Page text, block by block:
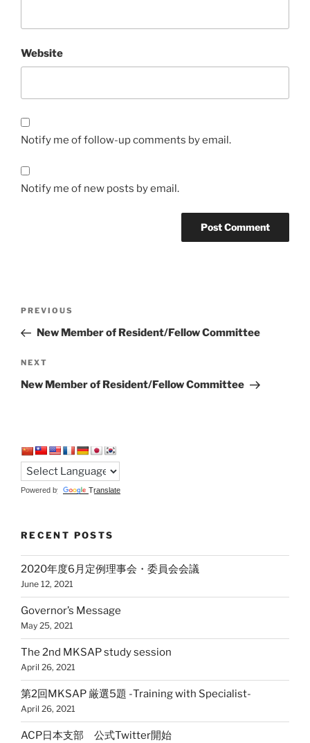
い、「ジェネラリストの
のテーマで共に学ぶ機会
を提供しました。募集開
日本支部の若手医師間に
おける知名度向上、充実
ャパシティのある団体と
してのプレセンスのアピ
ールを行いました。ま
におけるプレセンス向上
にも寄与していくことを
も皆様のご支援の程をよ
す。
Website
Notify me of follow-up comments by email.
Notify me of new posts by email.
Previous
Post
PREVIOUS
New Member of Resident/Fellow Committee
Next
Post
NEXT
New Member of Resident/Fellow Committee
Powered by Translate
RECENT POSTS
2020年度6月定例理事会・委員会会議
June 12, 2021
Governor’s Message
May 25, 2021
The 2nd MKSAP study session
April 26, 2021
第2回MKSAP 厳選5題 -Training with Specialist-
April 26, 2021
ACP日本支部 公式Twitter開始